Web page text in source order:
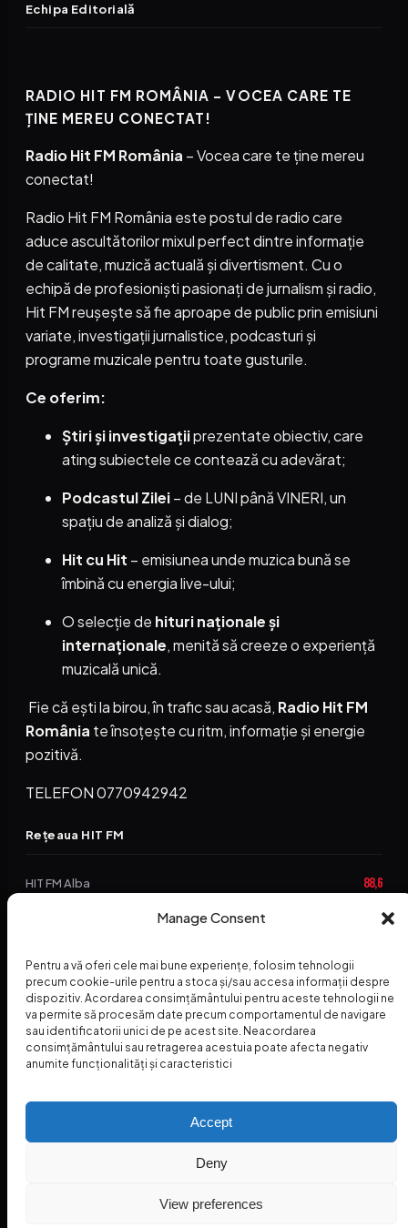
Manage Consent
Pentru a vă oferi cele mai bune experiențe, folosim tehnologii
precum cookie-urile pentru a stoca și/sau accesa informații despre
dispozitiv. Acordarea consimțământului pentru aceste tehnologii ne
va permite să procesăm date precum comportamentul de navigare
sau identificatorii unici de pe acest site. Neacordarea
consimțământului sau retragerea acestuia poate afecta negativ
anumite funcționalități și caracteristici
Accept
Deny
View preferences
Echipa Editorială
RADIO HIT FM ROMÂNIA – VOCEA CARE TE
ȚINE MEREU CONECTAT!
Radio Hit FM România – Vocea care te ține mereu
conectat!
Radio Hit FM România este postul de radio care
aduce ascultătorilor mixul perfect dintre informație
de calitate, muzică actuală și divertisment. Cu o
echipă de profesioniști pasionați de jurnalism și radio,
Hit FM reușește să fie aproape de public prin emisiuni
variate, investigații jurnalistice, podcasturi și
programe muzicale pentru toate gusturile.
Ce oferim:
Știri și investigațiiprezentate obiectiv, care
ating subiectele ce contează cu adevărat;
Podcastul Zilei– de LUNI până VINERI, un
spațiu de analiză și dialog;
Hit cu Hit – emisiunea unde muzica bună se
îmbină cu energia live-ului;
O selecție de hituri naționale și
internaționale, menită să creeze o experiență
muzicală unică.
Fie că ești la birou, în trafic sau acasă, Radio Hit FM
România te însoțește cu ritm, informație și energie
pozitivă.
TELEFON 0770942942
Rețeaua HIT FM
HIT FM Alba 88,6
94,2
HIT FM Abrud 94,3
HIT FM Horezu 95,1
HIT FM Nehoiu 88,2
© 2026 Radio Hit FM — SC HITFM GROUP SRL